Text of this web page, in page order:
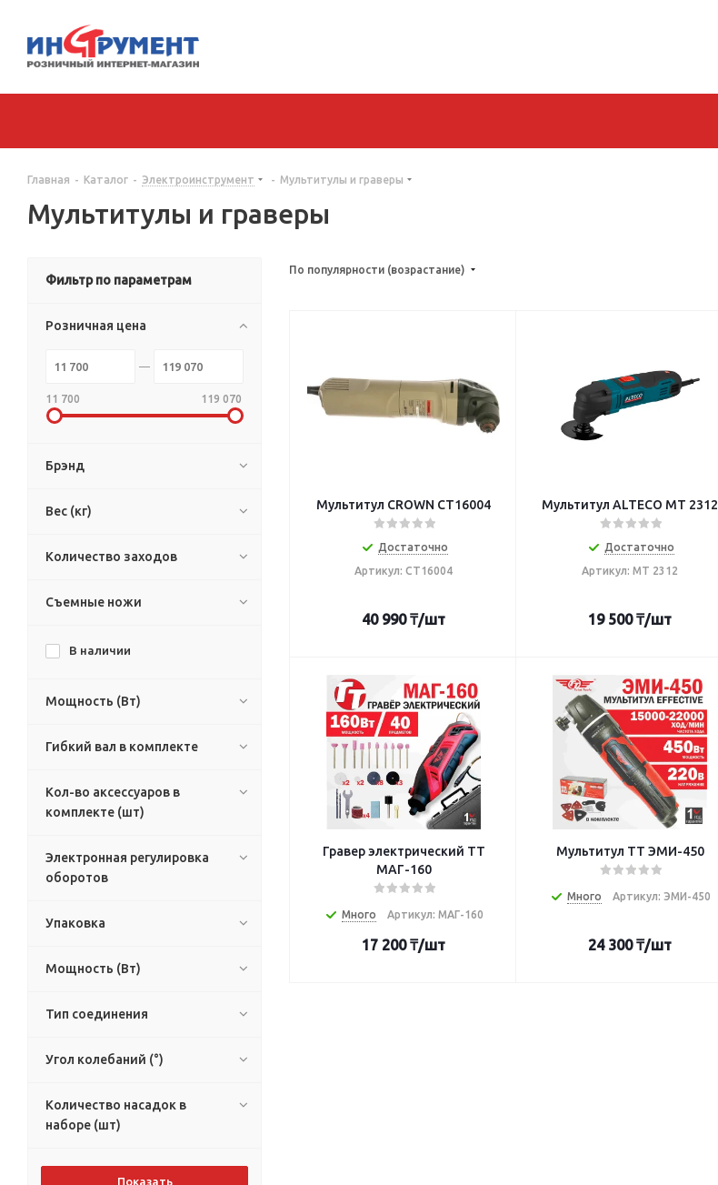
Главная - Каталог - Электроинструмент - Мультитулы и граверы
Мультитулы и граверы
По популярности (возрастание)
Мультитул CROWN СТ16004
Достаточно
Артикул: СТ16004
40 990₸/шт
Мультитул ALTECO MT 2312
Достаточно
Артикул: MT 2312
19 500₸/шт
Гравер электрический TT
МАГ-160
Много Артикул: МАГ-160
17 200₸/шт
Мультитул TT ЭМИ-450
Много Артикул: ЭМИ-450
24 300₸/шт
Фильтр по параметрам
Розничная цена
11 700 119 070
Брэнд
Вес (кг)
Количество заходов
Съемные ножи
В наличии
Мощность (Вт)
Гибкий вал в комплекте
Кол-во аксессуаров в
комплекте (шт)
Электронная регулировка
оборотов
Упаковка
Мощность (Вт)
Тип соединения
Угол колебаний (°)
Количество насадок в
наборе (шт)